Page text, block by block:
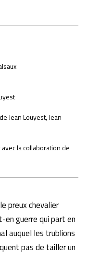
Jean Louyest, Jean
la collaboration de
preux chevalier
en guerre qui part en
auquel les trublions
pas de tailler un